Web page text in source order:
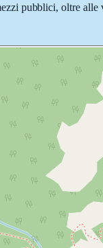
pubblici, oltre alle